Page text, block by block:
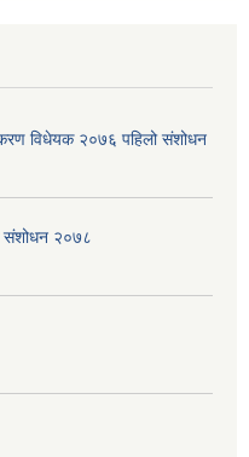
विधेयक २०७६ पहिलो संशोधन
संशोधन २०७८